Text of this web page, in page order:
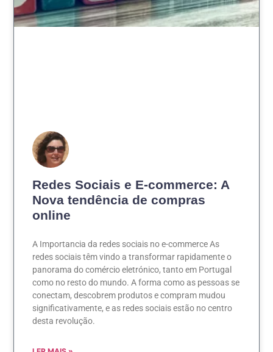
Redes Sociais e E-commerce: A
Nova tendência de compras
online
A Importancia da redes sociais no e-commerce As
redes sociais têm vindo a transformar rapidamente o
panorama do comércio eletrónico, tanto em Portugal
como no resto do mundo. A forma como as pessoas se
conectam, descobrem produtos e compram mudou
significativamente, e as redes sociais estão no centro
desta revolução.